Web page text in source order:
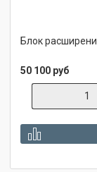
Блок
50 100 руб